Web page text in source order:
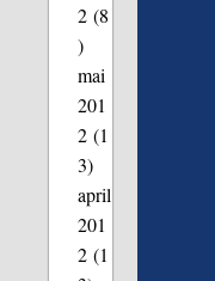
2(8
)
mai
201
2(1
3)
april
201
2(1